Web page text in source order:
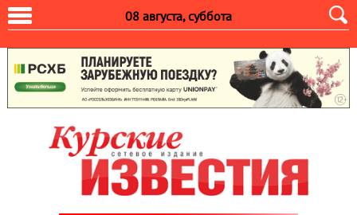
08 августа, суббота